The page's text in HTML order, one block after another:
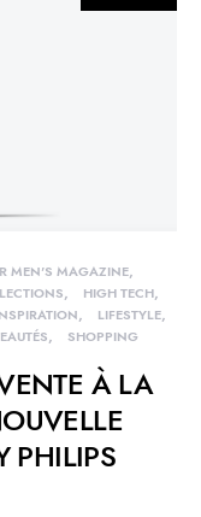
MEN'S MAGAZINE
HIGH TECH
LIFESTYLE
SHOPPING
À LA
PHILIPS